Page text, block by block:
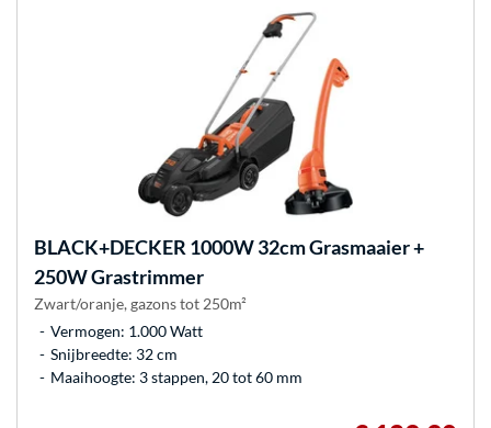
BLACK+DECKER 1000W 32cm Grasmaaier +
250W Grastrimmer
Zwart/oranje, gazons tot 250m²
Vermogen: 1.000 Watt
Snijbreedte: 32 cm
Maaihoogte: 3 stappen, 20 tot 60 mm